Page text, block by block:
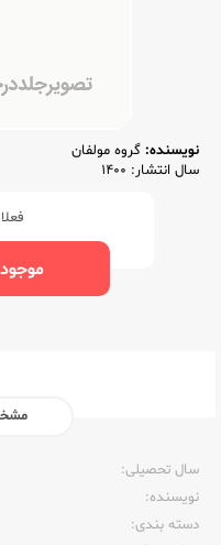
نویسنده: گروه مولفان
سال انتشار: 1400
سال تحصیلی:‌
نویسنده:‌
دسته بندی: